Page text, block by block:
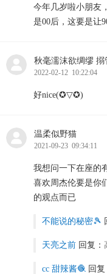
今年几岁啦小朋友
是00后，这要是让
秋毫濡沫欲绸缪 搦
2022-02-12 10:22:04
好nice(✪▽✪)
温柔似野猫
2021-09-23 09:34:11
我想问一下在座的
喜欢周杰伦要是你
的观点而已
不能说的秘密🎾
天亮之前 回复：
cc 甜辣酱🧶 回复